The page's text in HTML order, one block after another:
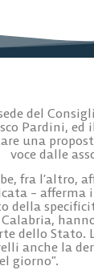
del
Pardini,
una
voce dalle
fra l’altro,
– afferma
della
dello Stato.
anche la
giorno”.